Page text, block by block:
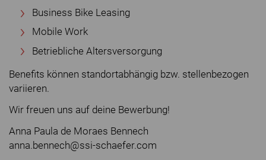
Business Bike Leasing
Mobile Work
Betriebliche Altersversorgung
Benefits können standortabhängig bzw. stellenbezogen
variieren.
Wir freuen uns auf deine Bewerbung!
Anna Paula de Moraes Bennech
anna.bennech@ssi-schaefer.com